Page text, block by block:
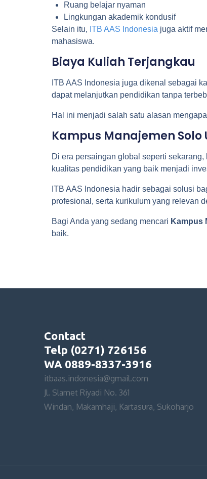
Ruang belajar nyaman
Lingkungan akademik kondusif
Selain itu, ITB AAS Indonesia juga aktif
mahasiswa.
Biaya Kuliah Terjangkau
ITB AAS Indonesia juga dikenal sebagai
dapat melanjutkan pendidikan tanpa
Hal ini menjadi salah satu alasan
Kampus Manajemen Solo
Di era persaingan global seperti
kualitas pendidikan yang baik menjadi
ITB AAS Indonesia hadir sebagai solusi
profesional, serta kurikulum yang relevan
Bagi Anda yang sedang mencari Kampus
baik.
Contact
Telp (0271) 726156
WA 0889-8337-3916
itbaas.indonesia@gmail.com
Jl. Slamet Riyadi No. 361
Windan, Makamhaji, Kartasura, Sukoharjo